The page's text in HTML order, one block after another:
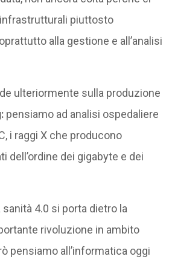
piuttosto
alla gestione e all’analisi
ulteriormente sulla produzione
pensiamo ad analisi ospedaliere
i raggi X che producono
dell’ordine dei gigabyte e dei
4.0 si porta dietro la
rivoluzione in ambito
pensiamo all’informatica oggi